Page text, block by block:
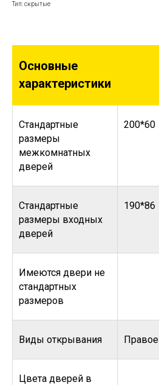
Тип: скрытые
Основные
характеристики
Стандартные
размеры
межкомнатных
дверей
200*60
Стандартные
размеры входных
дверей
190*86
Имеются двери не
стандартных
размеров
Виды открывания Правое
Цвета дверей в